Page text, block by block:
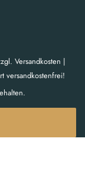
Versandkosten |
versandkostenfrei!